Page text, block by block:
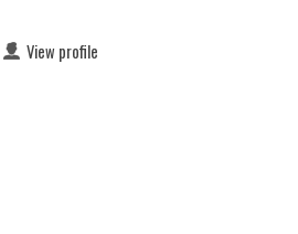
View profile